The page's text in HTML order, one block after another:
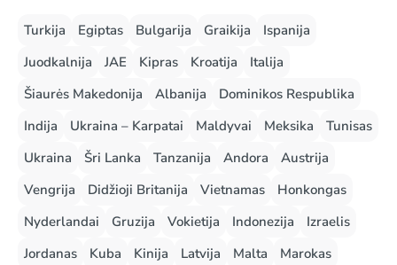
Turkija Egiptas Bulgarija Graikija
Ispanija
Juodkalnija
JAE Kipras Kroatija
Italija
Šiaurės Makedonija
Albanija
Dominikos Respublika
Indija
Ukraina – Karpatai Maldyvai Meksika
Tunisas
Ukraina
Šri Lanka Tanzanija Andora
Austrija
Vengrija
Didžioji Britanija Vietnamas
Honkongas
Nyderlandai
Gruzija Vokietija Indonezija
Izraelis
Jordanas
Kuba Kinija Latvija Malta
Marokas